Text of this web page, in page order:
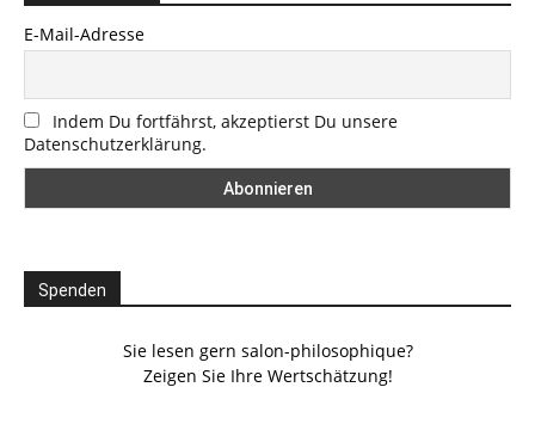
E-Mail-Adresse
Indem Du fortfährst, akzeptierst Du unsere
Datenschutzerklärung.
Spenden
Sie lesen gern salon-philosophique?
Zeigen Sie Ihre Wertschätzung!